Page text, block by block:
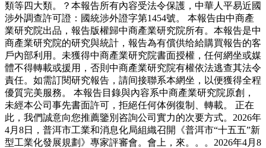
類等四大類。？本報告所有內容受法令保護，中華人平易近國
涉外調查許可證：國統涉外證字第1454號。 本報告由中商產
業研究院出品，報告版權歸中商產業研究院所有。本報告是中
商產業研究院的研究與統計，報告為有償供给給購買報告的客
戶內部利用。未獲得中商產業研究院書面授權，任何網坐或媒
體不得轉載或援用，否則中商產業研究院有權依法逃查其法令
責任。如需訂閱研究報告，請间接聯系本網坐，以便獲得全程
優質完美服務。 本報告目錄與內容系中商產業研究院原創，
未經本公司事先書面許可，拒絕任何体例復制、轉載。 正在
此，我們誠意向您推薦鑒別咨詢公司實力的次要方式。2026年
4月8日，普洱市工業和消息化局組織召開《普洱市“十五五”新
型工業化發展規劃》專家評審會。會上，來。。。2026年4月8